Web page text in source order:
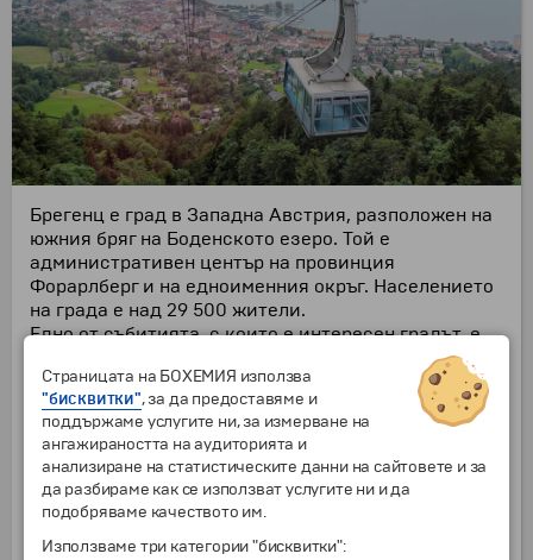
Брегенц е град в Западна Австрия, разположен на
южния бряг на Боденското езеро. Той е
административен център на провинция
Форарлберг и на едноименния окръг. Населението
на града е над 29 500 жители.
Едно от събитията, с които е интересен градът, е
летният фестивал, който се провежда вече 70
години на брега на езерото под открито небе. В
рамките на фестивала се поставят театрални
представления в различни музикални жанрове -
от опери до мюзикъли. За него се събират зрители
от цял свят. Сцените, изградени във водата,
надминават въображението на посетителите и
стават все по-грандиозни с всяка изминала
година.
Страницата на БОХЕМИЯ използва
"бисквитки", за да предоставяме и
поддържаме услугите ни, за измерване на
ангажираността на аудиторията и
анализиране на статистическите данни на сайтовете и за
да разбираме как се използват услугите ни и да
подобряваме качеството им.
Използваме три категории "бисквитки":